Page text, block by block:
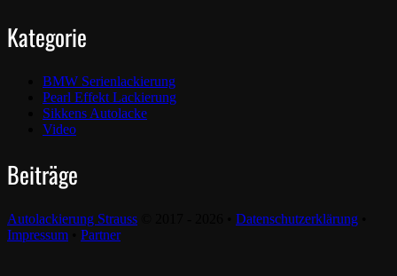
Kategorie
BMW Serienlackierung
Pearl Effekt Lackierung
Sikkens Autolacke
Video
Beiträge
Autolackierung Strauss Datenschutzerklärung
Impressum
Partner